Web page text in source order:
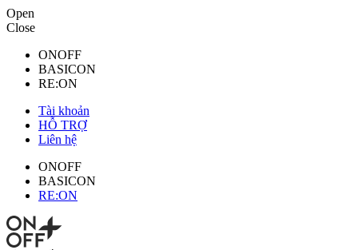
Open
Close
ONOFF
BASICON
RE:ON
Tài khoản
HỖ TRỢ
Liên hệ
ONOFF
BASICON
RE:ON